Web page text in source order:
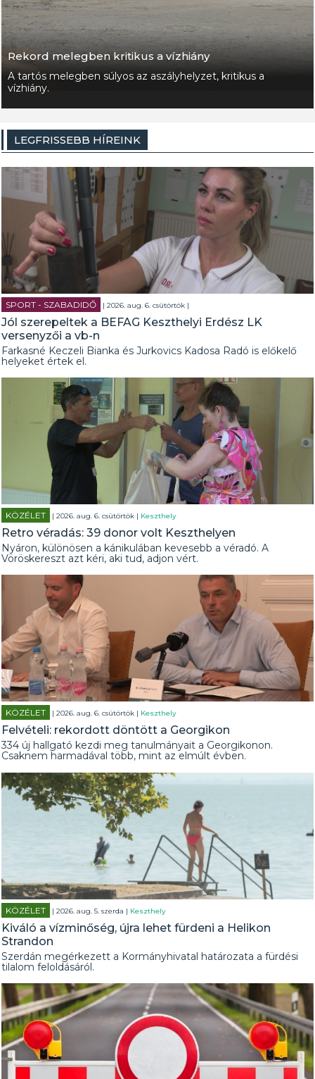
Rekord melegben kritikus a vízhiány
A tartós melegben súlyos az aszályhelyzet, kritikus a
vízhiány.
LEGFRISSEBB HÍREINK
SPORT - SZABADIDŐ | 2026. aug. 6. csütörtök |
Jól szerepeltek a BEFAG Keszthelyi Erdész LK
versenyzői a vb-n
Farkasné Keczeli Bianka és Jurkovics Kadosa Radó is előkelő
helyeket értek el.
KÖZÉLET | 2026. aug. 6. csütörtök | Keszthely
Retro véradás: 39 donor volt Keszthelyen
Nyáron, különösen a kánikulában kevesebb a véradó. A
Vöröskereszt azt kéri, aki tud, adjon vért.
KÖZÉLET | 2026. aug. 6. csütörtök | Keszthely
Felvételi: rekordott döntött a Georgikon
334 új hallgató kezdi meg tanulmányait a Georgikonon.
Csaknem harmadával több, mint az elmúlt évben.
KÖZÉLET | 2026. aug. 5. szerda | Keszthely
Kiváló a vízminőség, újra lehet fürdeni a Helikon
Strandon
Szerdán megérkezett a Kormányhivatal határozata a fürdési
tilalom feloldásáról.